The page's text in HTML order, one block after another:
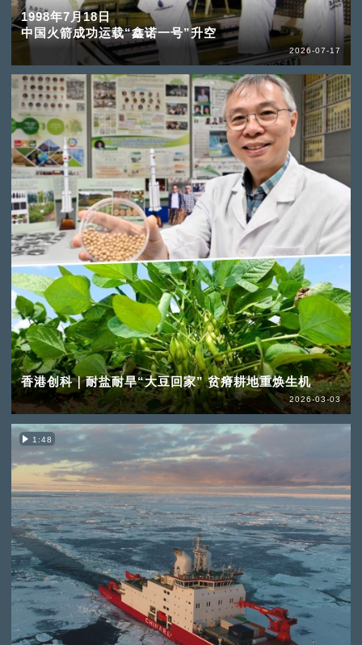
1998年7月18日
中国火箭成功运载“鑫诺一号”升空
2026-07-17
香港创科｜耐盐耐旱“大豆回家” 贫瘠耕地重焕生机
2026-03-03
1:48